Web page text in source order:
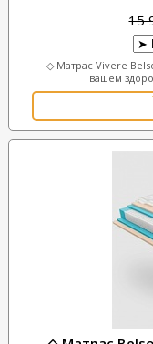
15
◇ Матрас Vivere
вашем